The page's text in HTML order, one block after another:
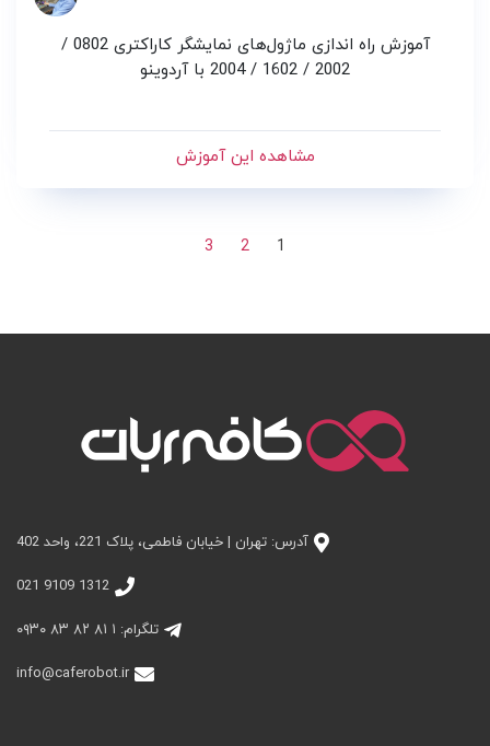
آموزش راه اندازی ماژول‌های نمایشگر کاراکتری 0802 /
2002 / 1602 / 2004 با آردوینو
مشاهده این آموزش
1
2
3
آدرس: تهران | خیابان فاطمی، پلاک 221، واحد 402
1312 9109 021
تلگرام: ۱ ۸۱ ۸۲ ۸۳ ۰۹۳۰
info@caferobot.ir